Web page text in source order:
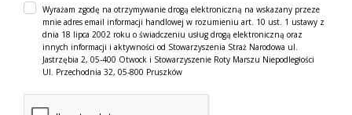
Wyrażam zgodę na otrzymywanie drogą elektroniczną na wskazany przeze
mnie adres email informacji handlowej w rozumieniu art. 10 ust. 1 ustawy z
dnia 18 lipca 2002 roku o świadczeniu usług drogą elektroniczną oraz
innych informacji i aktywności od Stowarzyszenia Straż Narodowa ul.
Jastrzębia 2, 05-400 Otwock i Stowarzyszenie Roty Marszu Niepodległości
Ul. Przechodnia 32, 05-800 Pruszków